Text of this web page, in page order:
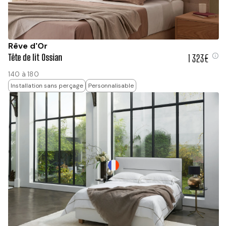
Rêve d'Or
Tête de lit Ossian 1 323€
140 à 180
Installation sans perçage Personnalisable